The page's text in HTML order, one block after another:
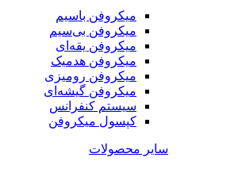
میکروفن باسیم
میکروفن بی‌سیم
میکروفن یقه‌ای
میکروفن هد‌میک
میکروفن رومیزی
میکروفن گیشه‌ای
سیستم کنفرانس
کپسول میکروفن
سایر محصولات